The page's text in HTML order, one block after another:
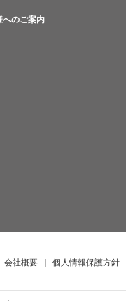
へのご案内
会社概要 ｜ 個人情報保護方針